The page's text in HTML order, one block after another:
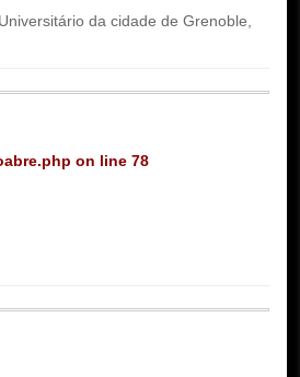
da cidade de Grenoble,
on line78